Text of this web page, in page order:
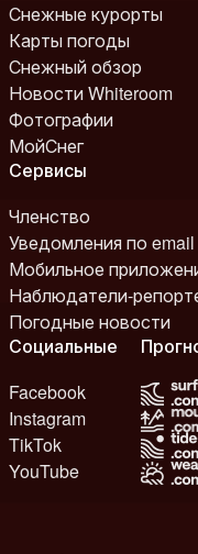
Снежные курорты
Карты погоды
Снежный обзор
Новости Whiteroom
Фотографии
МойСнег
Сервисы
Членство
Уведомления по
Мобильное
Наблюдатели-
Погодные новости
Социальные
Facebook
Instagram
TikTok
YouTube